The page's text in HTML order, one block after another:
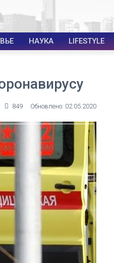
НАУКА LIFESTYLE
849 Обновлено: 02.05.2020